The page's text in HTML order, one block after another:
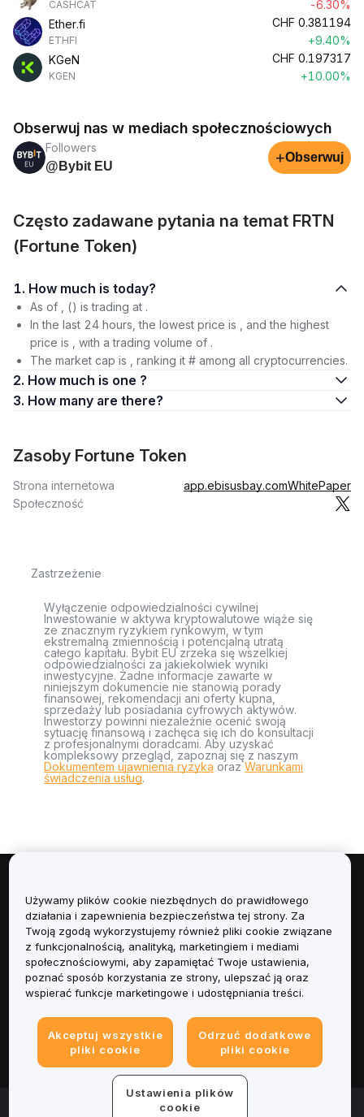
CASHCAT
-6.30%
Ether.fi
ETHFI
CHF 0.381194
+9.40%
KGeN
KGEN
CHF 0.197317
+10.00%
Obserwuj nas w mediach społecznościowych
Followers
@Bybit EU
+Obserwuj
Często zadawane pytania na temat FRTN
(Fortune Token)
1. How much is today?
As of , () is trading at .
In the last 24 hours, the lowest price is , and the highest
price is , with a trading volume of .
The market cap is , ranking it # among all cryptocurrencies.
2. How much is one ?
3. How many are there?
Zasoby Fortune Token
Strona internetowa app.ebisusbay.comWhitePaper
Społeczność
Zastrzeżenie
Wyłączenie odpowiedzialności cywilnej
Inwestowanie w aktywa kryptowalutowe wiąże się
ze znacznym ryzykiem rynkowym, w tym
ekstremalną zmiennością i potencjalną utratą
całego kapitału. Bybit EU zrzeka się wszelkiej
odpowiedzialności za jakiekolwiek wyniki
inwestycyjne. Żadne informacje zawarte w
niniejszym dokumencie nie stanowią porady
finansowej, rekomendacji ani oferty kupna,
sprzedaży lub posiadania cyfrowych aktywów.
Inwestorzy powinni niezależnie ocenić swoją
sytuację finansową i zachęca się ich do konsultacji
z profesjonalnymi doradcami. Aby uzyskać
kompleksowy przegląd, zapoznaj się z naszym
Dokumentem ujawnienia ryzyka orazWarunkami
świadczenia usług.
Informacje
Usługi
Obsługa Klienta
Informacje prawne
© 2025-2026 Bybit.eu. All rights reserved.
Używamy plików cookie niezbędnych do prawidłowego
działania i zapewnienia bezpieczeństwa tej strony. Za
Twoją zgodą wykorzystujemy również pliki cookie związane
z funkcjonalnością, analityką, marketingiem i mediami
społecznościowymi, aby zapamiętać Twoje ustawienia,
poznać sposób korzystania ze strony, ulepszać ją oraz
wspierać funkcje marketingowe i udostępniania treści.
Akceptuj wszystkie
pliki cookie
Odrzuć dodatkowe
pliki cookie
Ustawienia plików
cookie